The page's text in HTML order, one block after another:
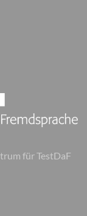
für TestDaF